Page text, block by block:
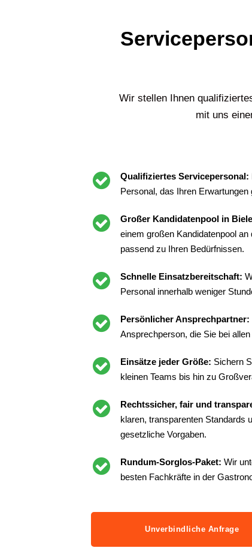
Wir stellen Ihnen
mit uns
Qualifiziertes Servicepersonal:
Personal, das Ihren Erwartungen
Großer Kandidatenpool in
einem großen Kandidatenpool
passend zu Ihren Bedürfnissen.
Schnelle Einsatzbereitschaft:
Personal innerhalb weniger
Persönlicher Ansprechpartner:
Ansprechperson, die Sie bei
Einsätze jeder Größe: Sichern
kleinen Teams bis hin zu
Rechtssicher, fair und
klaren, transparenten Standards
gesetzliche Vorgaben.
Rundum-Sorglos-Paket: Wir
besten Fachkräfte in der
Unverbindliche Anfrage